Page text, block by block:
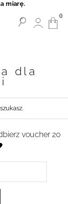
dla
voucher 20
0
miarę.